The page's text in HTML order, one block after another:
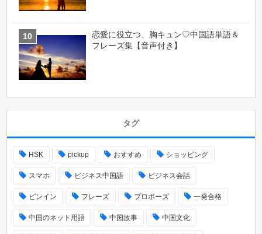
恋愛に役立つ、胸キュン♡中国語単語＆
フレーズ集【音声付き】
タグ
HSK pickup おすすめ ショッピング
スマホ ビジネス中国語 ビジネス会話
ピンイン フレーズ プロポーズ 一発合格
中国のネット用語 中国故事 中国文化